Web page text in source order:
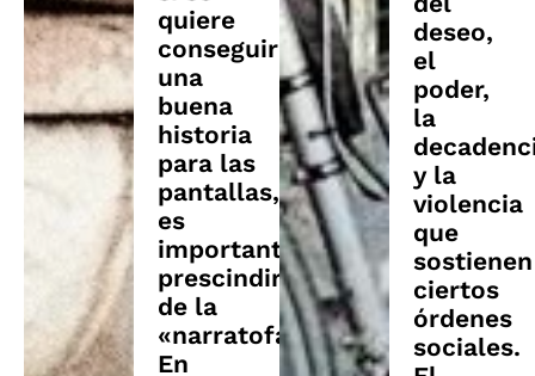
quiere
conseguir
una
buena
historia
para las
pantallas,
es
importante
prescindir
de la
«narratofagia».
En
deseo,
el
poder,
la
y la
violencia
que
sostienen
ciertos
órdenes
sociales.